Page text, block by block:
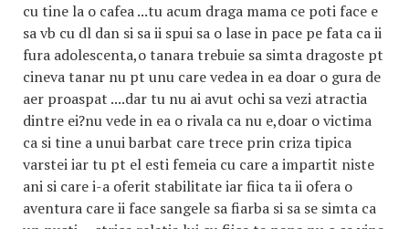
cu tine la o cafea ...tu acum draga mama ce poti face e
sa vb cu dl dan si sa ii spui sa o lase in pace pe fata ca ii
fura adolescenta,o tanara trebuie sa simta dragoste pt
cineva tanar nu pt unu care vedea in ea doar o gura de
aer proaspat ....dar tu nu ai avut ochi sa vezi atractia
dintre ei?nu vede in ea o rivala ca nu e,doar o victima
ca si tine a unui barbat care trece prin criza tipica
varstei iar tu pt el esti femeia cu care a impartit niste
ani si care i-a oferit stabilitate iar fiica ta ii ofera o
aventura care ii face sangele sa fiarba si sa se simta ca